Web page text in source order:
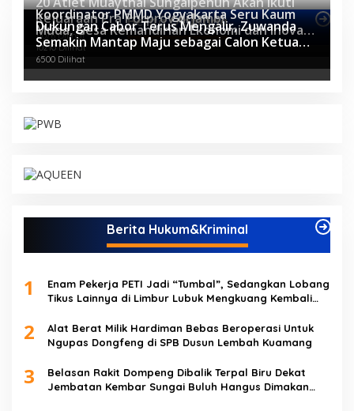
Berita Olahraga
Kejuaraan Pra Porprov di Jambi
11076 Dilihat
Koordinator PMMD Yogyakarta Seru Kaum
Muda, Gesa Kemandirian Ekonomi dan Inovasi
Desa
10210 Dilihat
Dukungan Cabor Terus Mengalir, Zuwanda
Semakin Mantap Maju sebagai Calon Ketua
KONI
6500 Dilihat
Berita Hukum&Kriminal
1
Enam Pekerja PETI Jadi “Tumbal”, Sedangkan Lobang
Tikus Lainnya di Limbur Lubuk Mengkuang Kembali
2
Alat Berat Milik Hardiman Bebas Beroperasi Untuk
Ngupas Dongfeng di SPB Dusun Lembah Kuamang
3
Belasan Rakit Dompeng Dibalik Terpal Biru Dekat
Jembatan Kembar Sungai Buluh Hangus Dimakan